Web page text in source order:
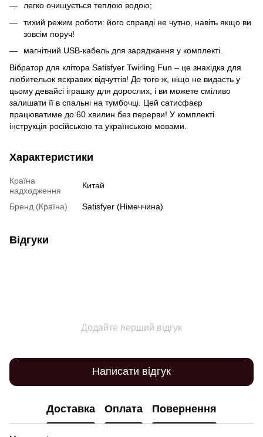
легко очищується теплою водою;
тихий режим роботи: його справді не чутно, навіть якщо ви
зовсім поруч!
магнітний USB-кабель для заряджання у комплекті.
Вібратор для клітора Satisfyer Twirling Fun – це знахідка для
любительок яскравих відчуттів! До того ж, ніщо не видасть у
цьому девайсі іграшку для дорослих, і ви можете сміливо
залишати її в спальні на тумбочці. Цей сатисфаєр
працюватиме до 60 хвилин без перерви! У комплекті
інструкція російською та українською мовами.
Характеристики
Країна
надходження
Китай
Бренд (Країна) Satisfyer (Німеччина)
Відгуки
Додайте перший відгук
Написати відгук
Доставка Оплата Повернення